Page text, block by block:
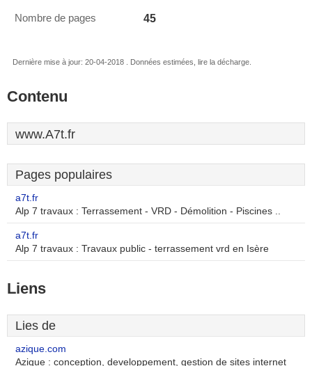
Nombre de pages 45
Dernière mise à jour: 20-04-2018 . Données estimées, lire la décharge.
Contenu
www.A7t.fr
Pages populaires
a7t.fr
Alp 7 travaux : Terrassement - VRD - Démolition - Piscines ..
a7t.fr
Alp 7 travaux : Travaux public - terrassement vrd en Isère
Liens
Lies de
azique.com
Azique : conception, developpement, gestion de sites internet